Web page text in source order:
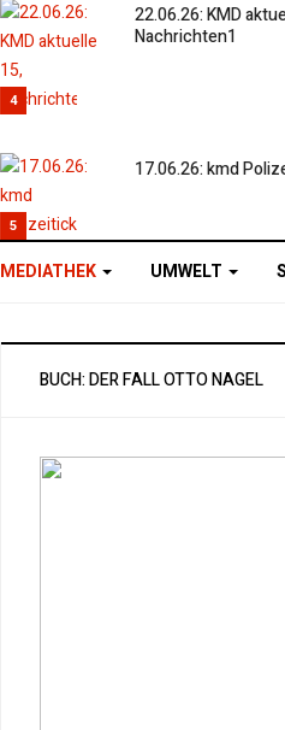
4
22.06.26: KMD
Nachrichten1
5
17.06.26: kmd
MEDIATHEK UMWELT
BUCH: DER FALL OTTO NAGEL